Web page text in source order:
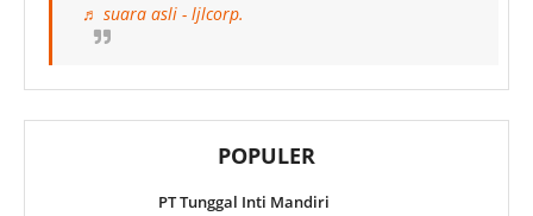
♬ suara asli - ljlcorp.
POPULER
PT Tunggal Inti Mandiri